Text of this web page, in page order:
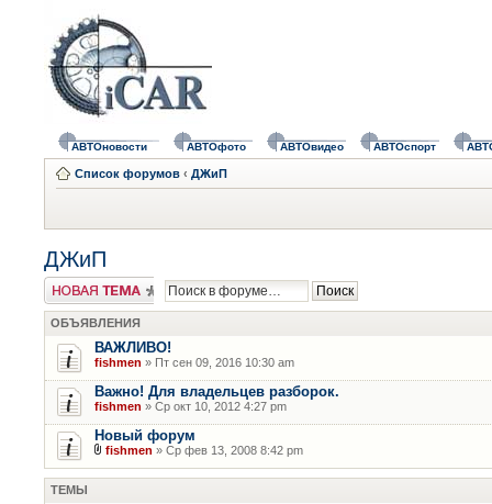
АВТОновости АВТОфото АВТОвидео АВТОспорт
Список форумов ‹ ДЖиП
ДЖиП
Новая тема
ОБЪЯВЛЕНИЯ
ВАЖЛИВО!
fishmen » Пт сен 09, 2016 10:30 am
Важно! Для владельцев разборок.
fishmen » Ср окт 10, 2012 4:27 pm
Новый форум
fishmen » Ср фев 13, 2008 8:42 pm
ТЕМЫ